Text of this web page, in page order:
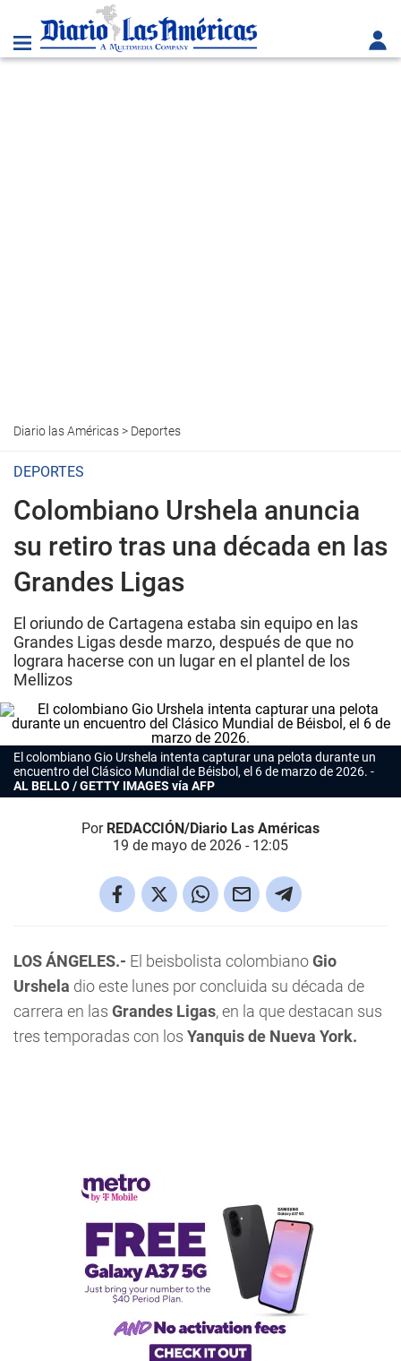
Diario las Américas> Deportes
DEPORTES
Colombiano Urshela anuncia
su retiro tras una década en las
Grandes Ligas
El oriundo de Cartagena estaba sin equipo en las
Grandes Ligas desde marzo, después de que no
lograra hacerse con un lugar en el plantel de los
Mellizos
El colombiano Gio Urshela intenta capturar una pelota durante un
encuentro del Clásico Mundial de Béisbol, el 6 de marzo de 2026.
AL BELLO / GETTY IMAGES vía AFP
Por REDACCIÓN/Diario Las Américas
19 de mayo de 2026 - 12:05
LOS ÁNGELES.- El beisbolista colombianoGio
Urshela dio este lunes por concluida su década de
carrera en las Grandes Ligas, en la que destacan sus
tres temporadas con los Yanquis de Nueva York.